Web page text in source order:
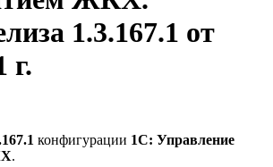
1.3.167.1 от
г.
конфигурации 1С: Управление
.